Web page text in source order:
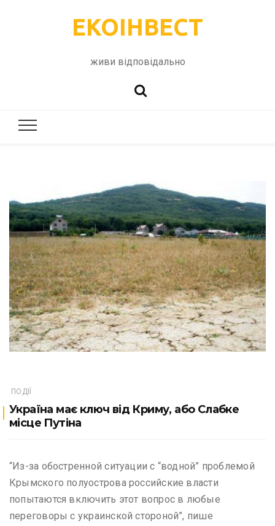
ЕКОІНВЕСТ
живи відповідально
ПОДІЇ
Україна має ключ від Криму, або Слабке
місце Путіна
“Из-за обостренной ситуации с “водной” проблемой
Крымского полуострова российские власти
попытаются включить этот вопрос в любые
переговоры с украинской стороной”, пише